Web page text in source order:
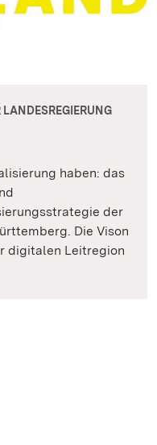
LANDESREGIERUNG
haben: das
der
Die Vison
digitalen Leitregion